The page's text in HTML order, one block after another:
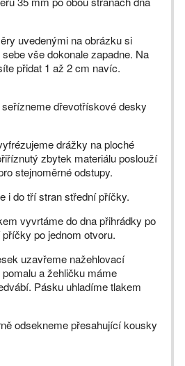
uvedenými na obrázku si
vše dokonale zapadne. Na
přidat 1 až 2 cm navíc.
dřevotřískové desky
drážky na ploché
zbytek materiálu poslouží
stejnoměrné odstupy.
i do tří stran střední příčky.
vyvrtáme do dna přihrádky po
po jednom otvoru.
uzavřeme nažehlovací
a žehličku máme
Pásku uhladíme tlakem
odsekneme přesahující kousky